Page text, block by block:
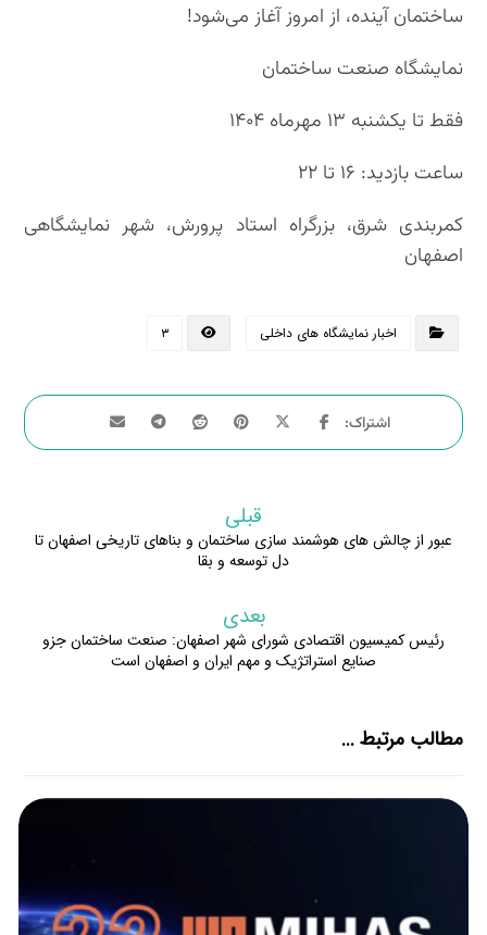
ساختمان آینده، از امروز آغاز می‌شود!
نمایشگاه صنعت ساختمان
فقط تا یکشنبه ۱۳ مهرماه ۱۴۰۴
ساعت بازدید: ۱۶ تا ۲۲
کمربندی شرق، بزرگراه استاد پرورش، شهر نمایشگاهی
اصفهان
اخبار نمایشگاه های داخلی ۳
قبلی
عبور از چالش های هوشمند سازی ساختمان و بناهای تاریخی اصفهان تا
دل توسعه و بقا
بعدی
رئیس کمیسیون اقتصادی شورای شهر اصفهان: صنعت ساختمان جزو
صنایع استراتژیک و مهم ایران و اصفهان است
مطالب مرتبط ...